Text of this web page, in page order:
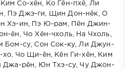
Со-хён, Ко Гён-пхё, Ли
Пэ Джэ-ги, Щин Дон-нёк, О
Хэ-ин, Пэ Ю-рам, Пён Джин-
ён, Чо Хён-чхоль, На Чхоль,
Бом-су, Сон Сок-ку, Ли Джун-
Чо Щи-ён, Кён Ги-хён, Ким
Джа-рён, Юн Тхэ-су, Чу Джон-